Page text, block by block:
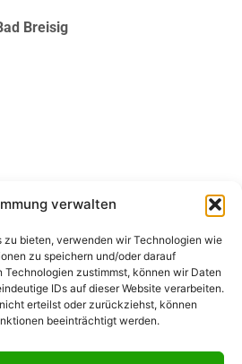
verwalten
zu bieten, verwenden wir Technologien wie
zu speichern und/oder darauf
Technologien zustimmst, können wir Daten
IDs auf dieser Website verarbeiten.
erteilst oder zurückziehst, können
beeinträchtigt werden.
Breisig